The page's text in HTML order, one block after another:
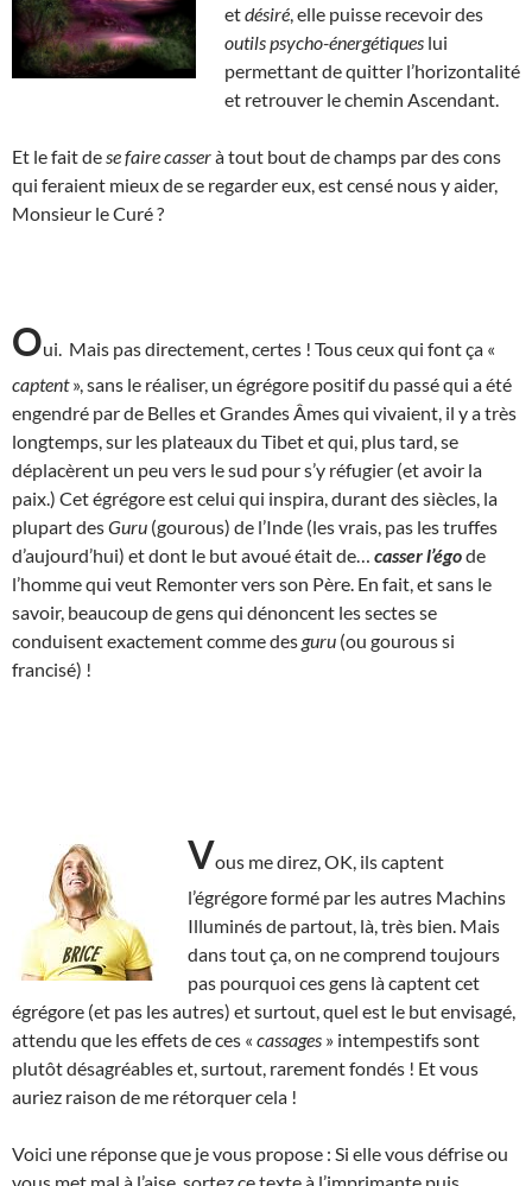
etdésiré , elle puisse recevoir des
outilspsycho-énergétiques lui
permettant de quitter l’horizontalité
et retrouver le chemin Ascendant.
Et le fait de se faire casserà tout bout de champs par des cons
qui feraient mieux de se regarder eux, est censé nous y aider,
Monsieur le Curé ?
Oui. Mais pas directement, certes ! Tous ceux qui font ça «
captent», sans le réaliser, un égrégore positif du passé qui a été
engendré par de Belles et Grandes Âmes qui vivaient, il y a très
longtemps, sur les plateaux du Tibet et qui, plus tard, se
déplacèrent un peu vers le sud pour s’y réfugier (et avoir la
paix.) Cet égrégore est celui qui inspira, durant des siècles, la
plupart desGuru (gourous) de l’Inde (les vrais, pas les truffes
d’aujourd’hui) et dont le but avoué était de… casser l’égode
l’homme qui veut Remonter vers son Père. En fait, et sans le
savoir, beaucoup de gens qui dénoncent les sectes se
conduisent exactement comme des guru (ou gourous si
francisé) !
Vous me direz, OK, ils captent
l’égrégore formé par les autres Machins
Illuminés de partout, là, très bien. Mais
dans tout ça, on ne comprend toujours
pas pourquoi ces gens là captent cet
égrégore (et pas les autres) et surtout, quel est le but envisagé,
attendu que les effets de ces « cassages » intempestifs sont
plutôt désagréables et, surtout, rarement fondés ! Et vous
auriez raison de me rétorquer cela !
Voici une réponse que je vous propose : Si elle vous défrise ou
vous met mal à l’aise, sortez ce texte à l’imprimante puis